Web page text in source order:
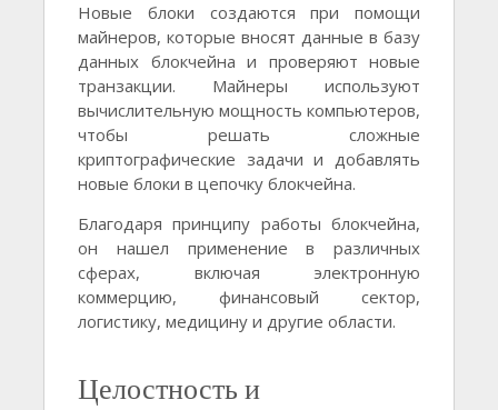
Новые блоки создаются при помощи
майнеров, которые вносят данные в базу
данных блокчейна и проверяют новые
транзакции. Майнеры используют
вычислительную мощность компьютеров,
чтобы решать сложные
криптографические задачи и добавлять
новые блоки в цепочку блокчейна.
Благодаря принципу работы блокчейна,
он нашел применение в различных
сферах, включая электронную
коммерцию, финансовый сектор,
логистику, медицину и другие области.
Целостность и